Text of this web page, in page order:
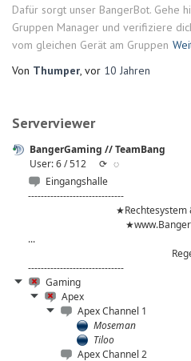
Dafür sorgt unser BangerBot. Gehe
Gruppen Manager und verifiziere
vom gleichen Gerät am Gruppen
Von Thumper, vor 10 Jahren
Serverviewer
BangerGaming // TeamBang
User: 6 / 512
⟳ ◌
Eingangshalle
------------------------------
...
------------------------------
Gaming
Apex
Apex Channel 1
Moseman
Tiloo
Apex Channel 2